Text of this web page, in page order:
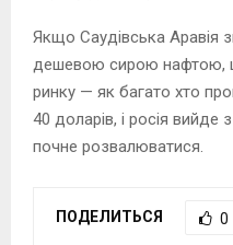
Якщо Саудівська Аравія
дешевою сирою нафтою,
ринку — як багато хто
40 доларів, і росія вийде
почне розвалюватися.
ПОДЕЛИТЬСЯ 0